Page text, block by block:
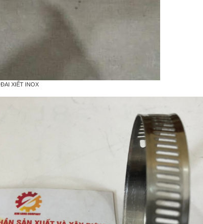
ĐAI XIẾT INOX